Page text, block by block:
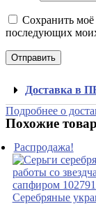
Сохранить моё
последующих
Доставка в
Подробнее о
Похожие
Распродажа!